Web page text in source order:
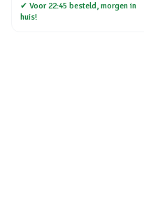
✔ Voor 22:45 besteld, morgen in
huis!